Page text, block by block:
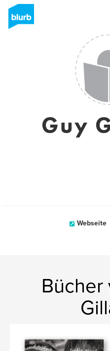
Guy
Webseite
Bücher